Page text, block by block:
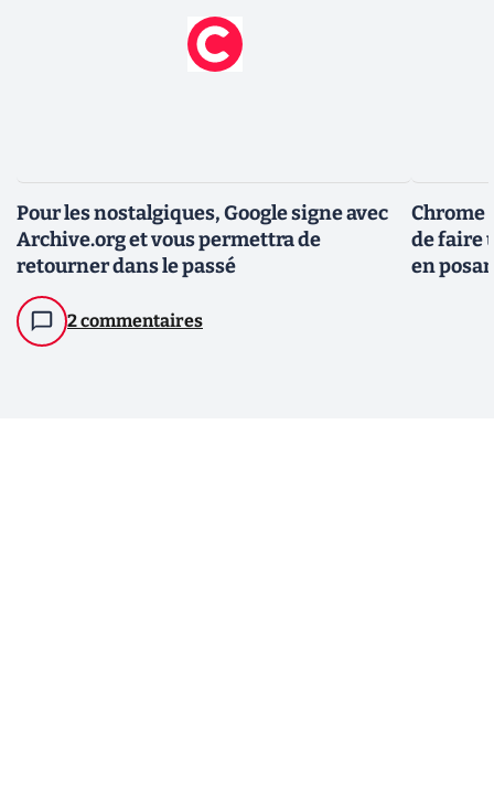
Pour les nostalgiques, Google signe avec
Archive.org et vous permettra de
retourner dans le passé
2 commentaires
Chrome
de faire
en